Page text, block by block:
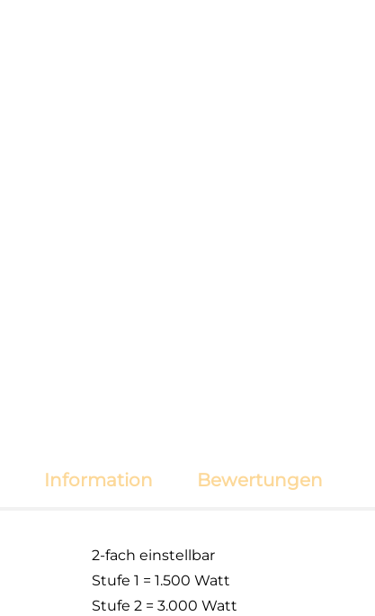
Information Bewertungen
2-fach einstellbar
Stufe 1 = 1.500 Watt
Stufe 2 = 3.000 Watt